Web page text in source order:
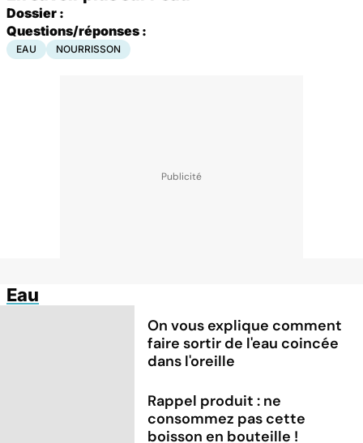
Dossier :
Questions/réponses :
EAU NOURRISSON
Eau
On vous explique comment
faire sortir de l'eau coincée
dans l'oreille
Rappel produit : ne
consommez pas cette
boisson en bouteille !